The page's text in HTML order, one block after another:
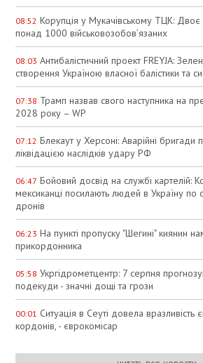
08:52 Корупція у Мукачівському ТЦК: Двоє
понад 1000 військовозобов’язаних
08:03 Антибалістичний проект FREYJA:
створення Україною власної балістики та
07:38 Трамп назвав свого наступника на
2028 року – WP
07:12 Блекаут у Херсоні: Аварійні
ліквідацією наслідків удару РФ
06:47 Бойовий досвід на службі картелій:
мексиканці посилають людей в Україну по
дронів
06:23 На пункті пропуску "Шегині" киянин
прикордонника
05:58 Укргідрометцентр: 7 серпня
подекуди - значні дощі та грози
00:01 Ситуація в Сеуті довела вразливість
кордонів, - єврокомісар